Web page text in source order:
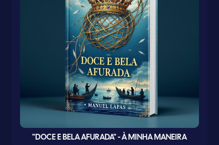
"DOCE E BELA AFURADA" - À MINHA MANEIRA